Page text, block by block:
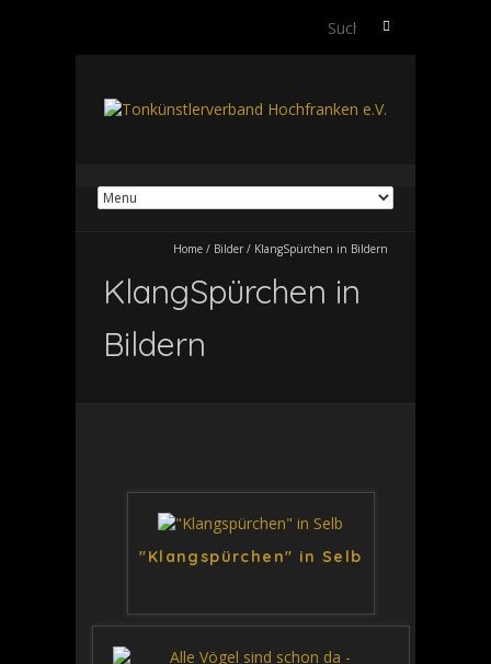
Suchen
Home / Bilder / KlangSpürchen in Bildern
KlangSpürchen in
Bildern
"Klangspürchen" in Selb